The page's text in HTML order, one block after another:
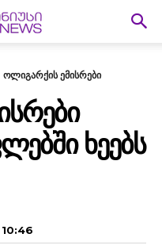
ოლიგარქის ემისრები
ᲮᲔᲔᲑᲡ
10:46